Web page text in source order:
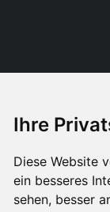
Ihre
Diese Website
ein besseres
sehen, besser